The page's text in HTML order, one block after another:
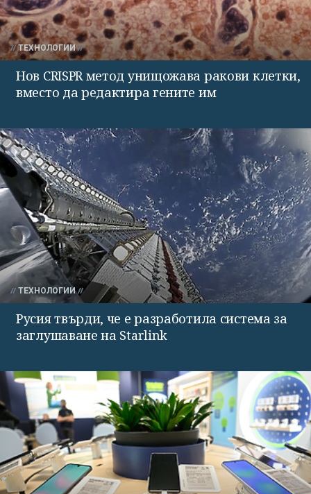
ТЕХНОЛОГИИ
Нов CRISPR метод унищожава ракови клетки,
вместо да редактира гените им
ТЕХНОЛОГИИ
Русия твърди, че е разработила система за
заглушаване на Starlink